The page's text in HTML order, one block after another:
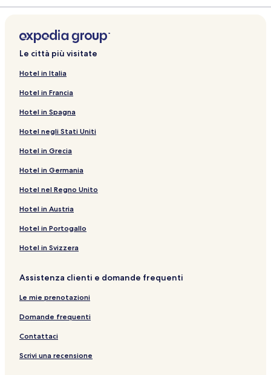
Le città più visitate
Hotel in Italia
Hotel in Francia
Hotel in Spagna
Hotel negli Stati Uniti
Hotel in Grecia
Hotel in Germania
Hotel nel Regno Unito
Hotel in Austria
Hotel in Portogallo
Hotel in Svizzera
Assistenza clienti e domande frequenti
Le mie prenotazioni
Domande frequenti
Contattaci
Scrivi una recensione